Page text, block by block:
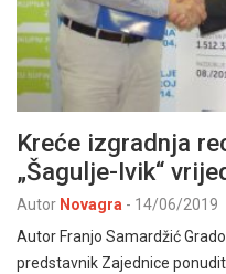
Kreće izgradnja
„Šagulje-Ivik“
Autor Novagra - 14/06/2019
Autor Franjo Samardžić
predstavnik Zajednice